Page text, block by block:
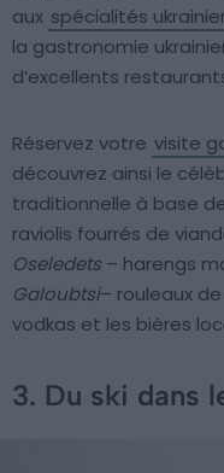
aux spécialités
la gastronomie
d’excellents
Réservez votre visite
découvrez ainsi le
traditionnelle à base
raviolis fourrés de
Oseledets – harengs
Galoubtsi– rouleaux
vodkas et les bières
3. Du ski dans